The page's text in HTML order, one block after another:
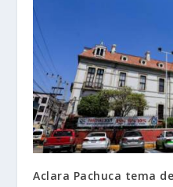
Aclara Pachuca tema